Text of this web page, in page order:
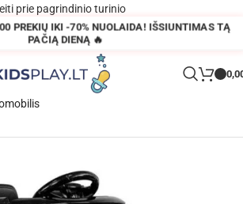
prie pagrindinio turinio
PREKIŲ IKI -70% NUOLAIDA! IŠSIUNTIMAS TĄ
PAČIĄ DIENĄ 🔥
HL1638 Electric Ride On Car – orandžinis